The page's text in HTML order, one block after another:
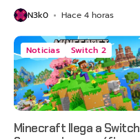
N3k0 Hace 4 horas
Noticias Switch 2
Minecraft llega a Switch